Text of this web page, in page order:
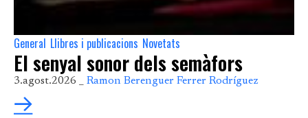
General Llibres i publicacions Novetats
El senyal sonor dels semàfors
3.agost.2026 _ Ramon Berenguer Ferrer Rodríguez